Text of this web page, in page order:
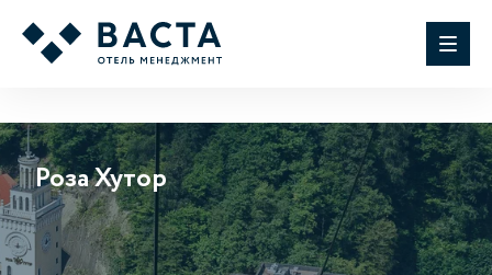
Роза Хутор